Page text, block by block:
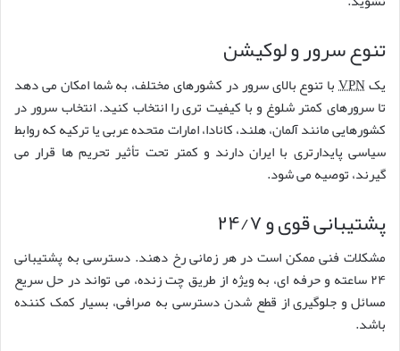
تنوع سرور و لوکیشن
یکVPNبا تنوع بالای سرور در کشورهای مختلف، به شما امکان می دهد
تا سرورهای کمتر شلوغ و با کیفیت تری را انتخاب کنید. انتخاب سرور در
کشورهایی مانند آلمان، هلند، کانادا، امارات متحده عربی یا ترکیه که روابط
سیاسی پایدارتری با ایران دارند و کمتر تحت تأثیر تحریم ها قرار می
گیرند، توصیه می شود.
پشتیبانی قوی و ۲۴/۷
مشکلات فنی ممکن است در هر زمانی رخ دهند. دسترسی به پشتیبانی
۲۴ ساعته و حرفه ای، به ویژه از طریق چت زنده، می تواند در حل سریع
مسائل و جلوگیری از قطع شدن دسترسی به صرافی، بسیار کمک کننده
باشد.